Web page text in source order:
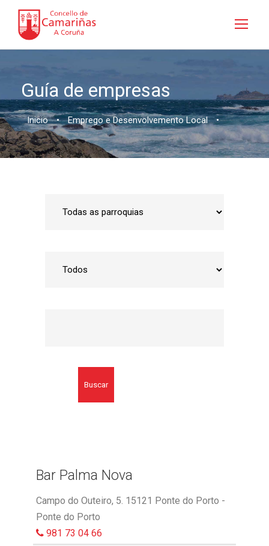
Guía de empresas
Inicio • Emprego e Desenvolvemento Local •
Buscar
Bar Palma Nova
Campo do Outeiro, 5. 15121 Ponte do Porto -
Ponte do Porto
981 73 04 66